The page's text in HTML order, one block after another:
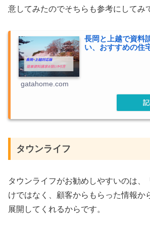
意してみたのでそちらも参考にしてみ
長岡と上越で資料
い、おすすめの住
gatahome.com
タウンライフ
タウンライフがお勧めしやすいのは、
けではなく、顧客からもらった情報か
展開してくれるからです。